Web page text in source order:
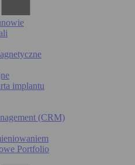
implantu
(CRM)
Portfolio